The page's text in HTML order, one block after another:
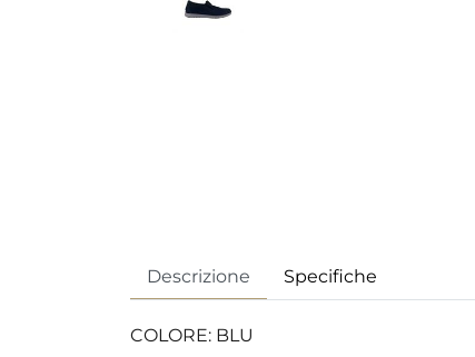
Descrizione Specifiche
COLORE: BLU